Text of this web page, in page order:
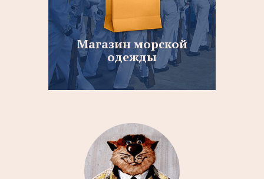
Магазин морской
одежды